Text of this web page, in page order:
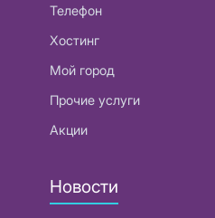
Телефон
Хостинг
Мой город
Прочие услуги
Акции
Новости